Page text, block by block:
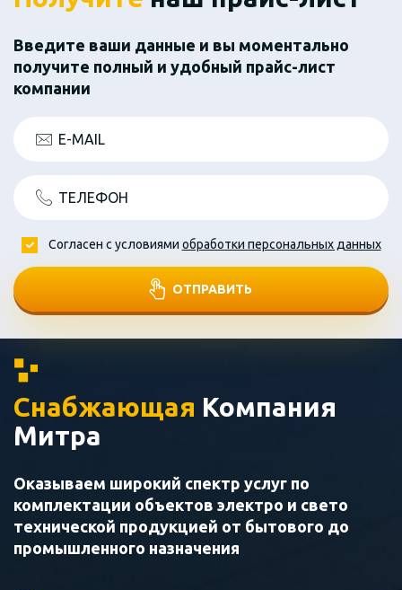
Введите ваши данные и вы моментально
получите полный и удобный прайс-лист
компании
E-MAIL
ТЕЛЕФОН
ОТПРАВИТЬ
Согласен с условиями обработки персональных данных
Снабжающая Компания
Митра
Оказываем широкий спектр услуг по
комплектации объектов электро и свето
технической продукцией от бытового до
промышленного назначения